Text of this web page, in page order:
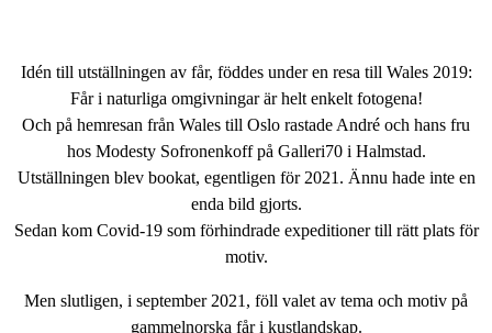
Idén till utställningen av får, föddes under en resa till Wales 2019:
Får i naturliga omgivningar är helt enkelt fotogena!
Och på hemresan från Wales till Oslo rastade André och hans fru
hos Modesty Sofronenkoff på Galleri70 i Halmstad.
Utställningen blev bookat, egentligen för 2021. Ännu hade inte en
enda bild gjorts.
Sedan kom Covid-19 som förhindrade expeditioner till rätt plats för
motiv.
Men slutligen, i september 2021, föll valet av tema och motiv på
gammelnorska får i kustlandskap.